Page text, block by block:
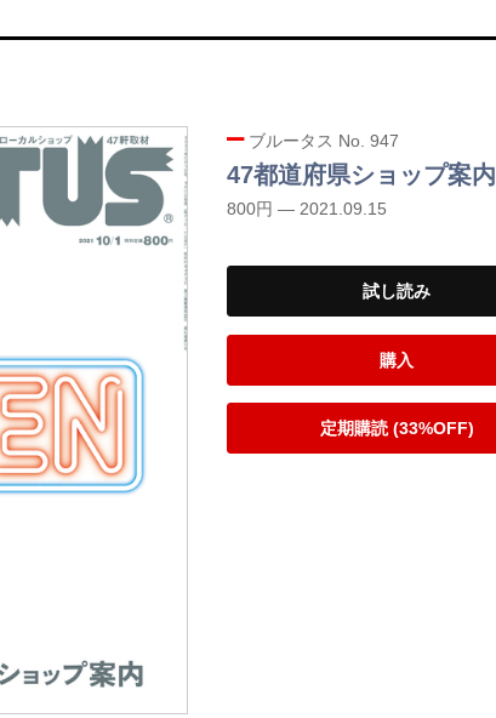
ブルータス No. 947
47都道府県ショップ案内
800円 — 2021.09.15
試し読み
購入
定期購読 (33%OFF)